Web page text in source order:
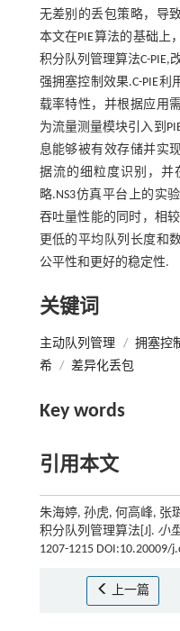
无差别的丢包策略，导
本文在PIE算法的基础上
积分队列管理算法C-PIE,
强拥塞控制效果.C-PIE
载率特性，并根据应用
为流量测量模块引入到
息能够被有效存储并实
据流的细粒度识别，并
略.NS3仿真平台上的实
吞吐量性能的同时，相较
更低的平均队列长度和
公平性和更好的稳定性.
关键词
主动队列管理 / 拥塞控
希 / 差异化丢包
Key words
引用本文
朱海婷, 孙虎, 何高峰, 张
积分队列管理算法[J]. 小
1207-1215 DOI:10.20009/
上一篇